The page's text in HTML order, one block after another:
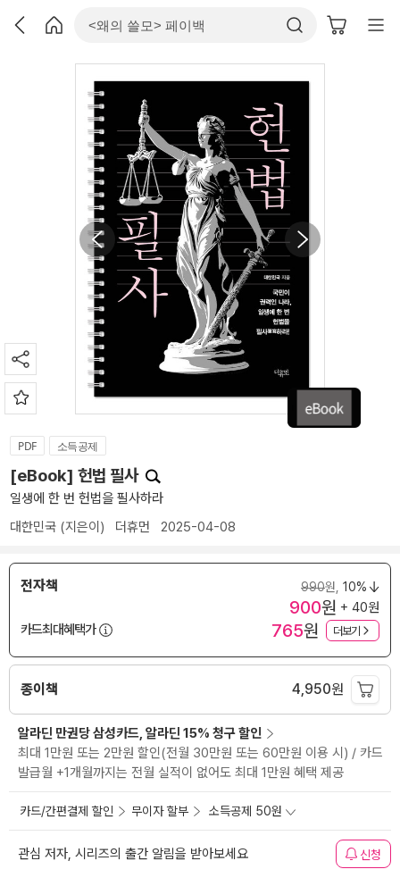
PDF 소득공제
[eBook] 헌법 필사
일생에 한 번 헌법을 필사하라
대한민국 (지은이) 더휴먼 2025-04-08
전자책 990원, 10%
900원 + 40원
카드최대혜택가
765원 더보기
종이책 4,950원
알라딘 만권당 삼성카드, 알라딘 15% 청구 할인
최대 1만원 또는 2만원 할인(전월 30만원 또는 60만원 이용 시) / 카드
발급월 +1개월까지는 전월 실적이 없어도 최대 1만원 혜택 제공
카드/간편결제 할인 무이자 할부 소득공제 50원
관심 저자, 시리즈의 출간 알림을 받아보세요 신청